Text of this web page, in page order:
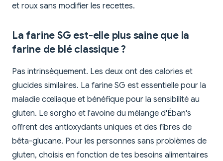
et roux sans modifier les recettes.
La farine SG est-elle plus saine que la
farine de blé classique ?
Pas intrinsèquement. Les deux ont des calories et
glucides similaires. La farine SG est essentielle pour la
maladie cœliaque et bénéfique pour la sensibilité au
gluten. Le sorgho et l'avoine du mélange d'Éban's
offrent des antioxydants uniques et des fibres de
bêta-glucane. Pour les personnes sans problèmes de
gluten, choisis en fonction de tes besoins alimentaires